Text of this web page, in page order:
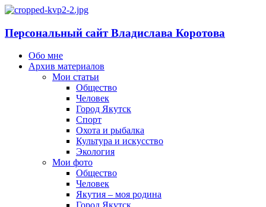
Персональный сайт Владислава Коротова
Обо мне
Архив материалов
Мои статьи
Общество
Человек
Город Якутск
Спорт
Охота и рыбалка
Культура и искусство
Экология
Мои фото
Общество
Человек
Якутия – моя родина